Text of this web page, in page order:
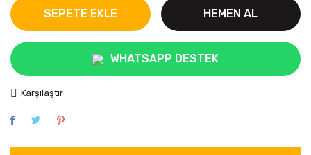
SEPETE EKLE HEMEN AL
WHATSAPP DESTEK
Karşılaştır